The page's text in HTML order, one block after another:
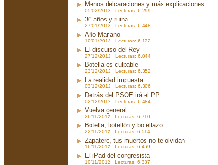
Menos delcaraciones y más explicaciones
05/02/2013 Lecturas: 6.299
30 años y ruina
27/01/2013 Lecturas: 6.448
Año Mariano
10/01/2013 Lecturas: 6.132
El discurso del Rey
27/12/2012 Lecturas: 6.044
Botella es culpable
23/12/2012 Lecturas: 6.352
La realidad impuesta
03/12/2012 Lecturas: 6.306
Detrás del PSOE irá el PP
02/12/2012 Lecturas: 6.484
Vuelva general
26/11/2012 Lecturas: 6.710
Botella, botellón y botellazo
22/11/2012 Lecturas: 6.514
Zapatero, tus muertos no te olvidan
16/11/2012 Lecturas: 6.469
El iPad del congresista
10/11/2012 Lecturas: 6.387